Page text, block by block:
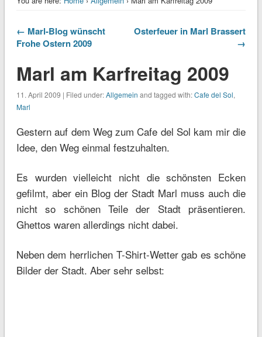
← Marl-Blog wünscht
Frohe Ostern 2009
Osterfeuer in Marl Brassert
→
Marl am Karfreitag 2009
11. April 2009 | Filed under:Allgemein and tagged with:Cafe del Sol,
Marl
Gestern auf dem Weg zum Cafe del Sol kam mir die
Idee, den Weg einmal festzuhalten.
Es wurden vielleicht nicht die schönsten Ecken
gefilmt, aber ein Blog der Stadt Marl muss auch die
nicht so schönen Teile der Stadt präsentieren.
Ghettos waren allerdings nicht dabei.
Neben dem herrlichen T-Shirt-Wetter gab es schöne
Bilder der Stadt. Aber sehr selbst: